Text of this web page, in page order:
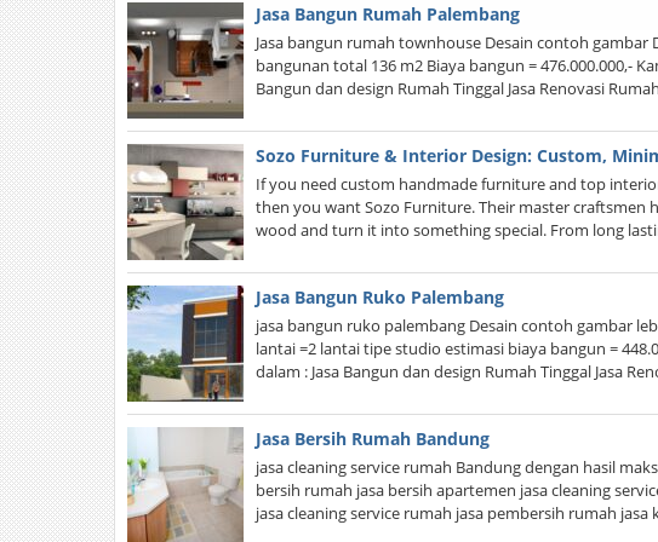
Jasa Bangun Rumah Palembang
Jasa bangun rumah townhouse Desain contoh gambar
bangunan total 136 m2 Biaya bangun = 476.000.000,-
Bangun dan design Rumah Tinggal Jasa Renovasi
Sozo Furniture & Interior Design: Custom,
If you need custom handmade furniture and top
then you want Sozo Furniture. Their master craftsmen
wood and turn it into something special. From long
Jasa Bangun Ruko Palembang
jasa bangun ruko palembang Desain contoh gambar
lantai =2 lantai tipe studio estimasi biaya bangun =
dalam : Jasa Bangun dan design Rumah Tinggal Jasa
Jasa Bersih Rumah Bandung
jasa cleaning service rumah Bandung dengan hasil
bersih rumah jasa bersih apartemen jasa cleaning
jasa cleaning service rumah jasa pembersih rumah